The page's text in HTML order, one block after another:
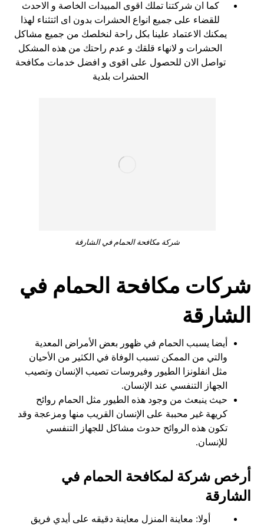
كما ان شركتنا تملك اقوى المبيدات الخاصة و الاحدث
للقضاء على جميع انواع الحشرات بدون اى اثتثناء لهذا
يمكنك الاعتماد علينا بكل راحة لنخلصك من جميع مشاكل
الحشرات و لانهاء قلقك و عدم راحتك من هذه المشكل
تواصل الان للحصول على اقوى و افضل خدمات مكافحة
الحشرات بلدية
شركة مكافحة الحمام في الشارقة
شركات مكافحة الحمام في
الشارقة
أيضا يسبب الحمام في ظهور بعض الأمراض المعدية
والتي من الممكن تسبب الوفاة في الكثير من الأحيان
مثل انفلونزا الطيور وفيروسات تصيب الإنسان وتصيب
الجهاز التنفسي عند الإنسان.
حيث ينبعث من وجود هذه الطيور مثل الحمام روائح
كريهة غير محببة على الإنسان القريب منها ومزعجة وقد
تكون هذه الروائح حدوث مشاكل للجهاز التنفسي
للإنسان.
أرخص شركة لمكافحة الحمام في
الشارقة
أولا: معاينة المنزل معاينة دقيقه على أيدي فريق